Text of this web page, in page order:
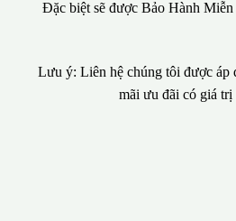
Đặc biệt sẽ được Bảo Hành
Lưu ý: Liên hệ chúng tôi được áp
mãi ưu đãi có giá trị